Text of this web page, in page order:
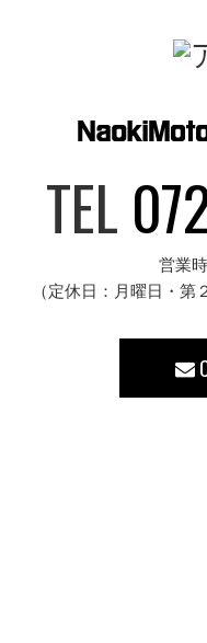
TEL
営業
（定休日：月曜日・第